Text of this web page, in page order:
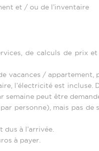
et / ou de l’inventaire
de calculs de prix
vacances / appartement,
l’électricité est incluse.
semaine peut être
personne), mais pas de
à l’arrivée.
à payer.